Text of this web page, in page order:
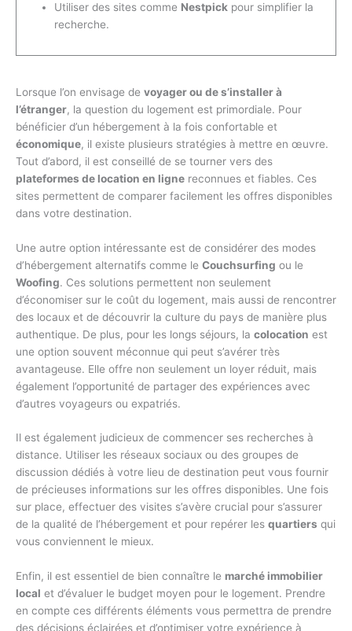
Utiliser des sites comme Nestpickpour simplifier la
recherche.
Lorsque l’on envisage de voyager ou de s’installer à
l’étranger, la question du logement est primordiale. Pour
bénéficier d’un hébergement à la fois confortable et
économique, il existe plusieurs stratégies à mettre en œuvre.
Tout d’abord, il est conseillé de se tourner vers des
plateformes de location en ligne reconnues et fiables. Ces
sites permettent de comparer facilement les offres disponibles
dans votre destination.
Une autre option intéressante est de considérer des modes
d’hébergement alternatifs comme le Couchsurfing ou le
Woofing. Ces solutions permettent non seulement
d’économiser sur le coût du logement, mais aussi de rencontrer
des locaux et de découvrir la culture du pays de manière plus
authentique. De plus, pour les longs séjours, la colocation est
une option souvent méconnue qui peut s’avérer très
avantageuse. Elle offre non seulement un loyer réduit, mais
également l’opportunité de partager des expériences avec
d’autres voyageurs ou expatriés.
Il est également judicieux de commencer ses recherches à
distance. Utiliser les réseaux sociaux ou des groupes de
discussion dédiés à votre lieu de destination peut vous fournir
de précieuses informations sur les offres disponibles. Une fois
sur place, effectuer des visites s’avère crucial pour s’assurer
de la qualité de l’hébergement et pour repérer les quartiers qui
vous conviennent le mieux.
Enfin, il est essentiel de bien connaître le marché immobilier
local et d’évaluer le budget moyen pour le logement. Prendre
en compte ces différents éléments vous permettra de prendre
des décisions éclairées et d’optimiser votre expérience à